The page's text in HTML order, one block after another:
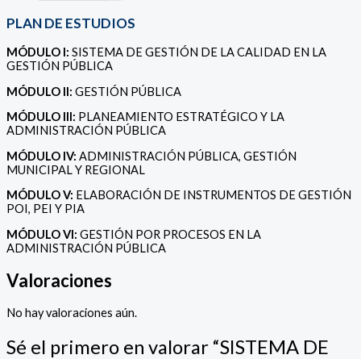
PLAN DE ESTUDIOS
MÓDULO I: SISTEMA DE GESTIÓN DE LA CALIDAD EN LA
GESTIÓN PÚBLICA
MÓDULO II: GESTIÓN PÚBLICA
MÓDULO III: PLANEAMIENTO ESTRATÉGICO Y LA
ADMINISTRACIÓN PÚBLICA
MÓDULO IV: ADMINISTRACIÓN PÚBLICA, GESTIÓN
MUNICIPAL Y REGIONAL
MÓDULO V: ELABORACIÓN DE INSTRUMENTOS DE GESTIÓN
POI, PEI Y PIA
MÓDULO VI: GESTIÓN POR PROCESOS EN LA
ADMINISTRACIÓN PÚBLICA
Valoraciones
No hay valoraciones aún.
Sé el primero en valorar “SISTEMA DE